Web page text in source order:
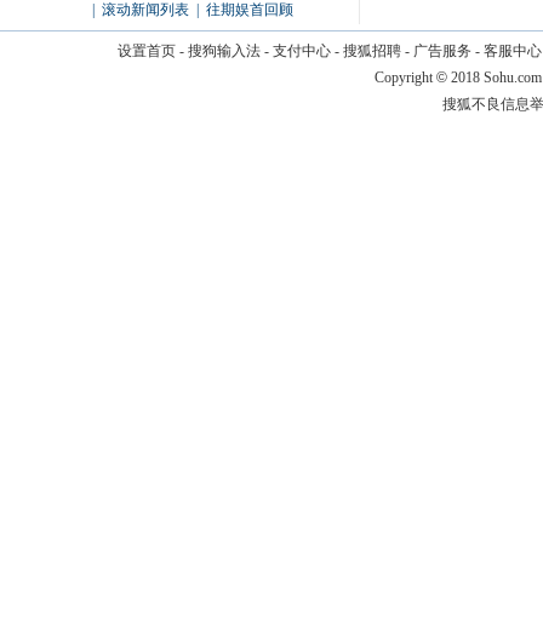
滚动新闻列表 往期娱首回顾
设置首页- 搜狗输入法- 支付中心- 搜狐招聘- 广告服务 - 客服中心
Copyright © 2018
搜狐不良信息